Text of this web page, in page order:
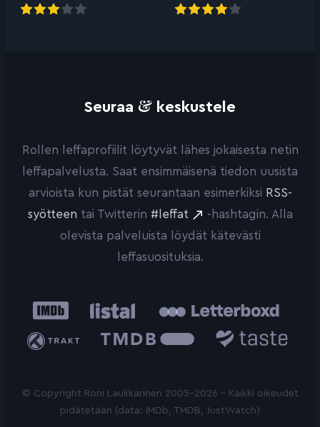
Seuraa & keskustele
Rollen leffaprofiilit löytyvät lähes jokaisesta netin
leffapalvelusta. Saat ensimmäisenä tiedon uusista
arvioista kun pistät seurantaan esimerkiksi RSS-
syötteen tai Twitterin #leffat
-hashtagin. Alla
olevista palveluista löydät kätevästi
leffasuosituksia.
IMDb Listal
Trakt
Database
© Copyright Roni Laukkarinen 2005-2026 - Kaikki oikeudet
pidätetään (data: IMDb, TMDB, JustWatch)